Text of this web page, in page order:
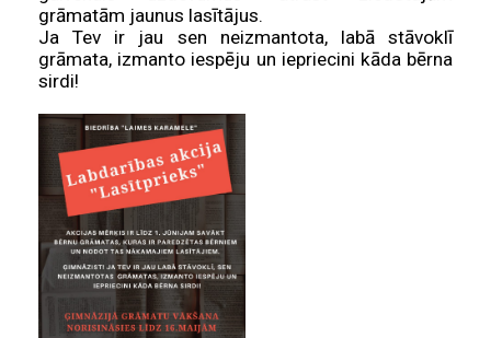
grāmatām jaunus lasītājus.
Ja Tev ir jau sen neizmantota, labā stāvoklī
grāmata, izmanto iespēju un iepriecini kāda bērna
sirdi!